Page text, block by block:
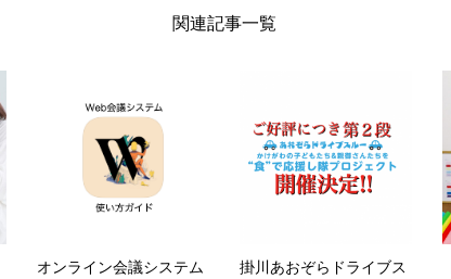
関連記事一覧
オンライン会議システム
掛川あおぞらドライブス